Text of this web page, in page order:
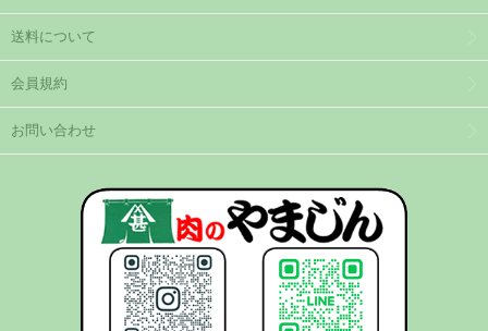
送料について
会員規約
お問い合わせ